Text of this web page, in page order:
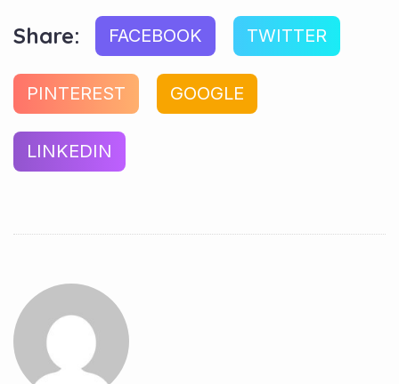
Share: FACEBOOK TWITTER
PINTEREST GOOGLE
LINKEDIN